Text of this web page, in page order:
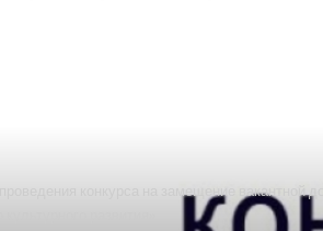
конкурса на замещение вакантной
развития»